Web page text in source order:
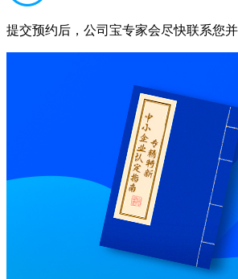
提交预约后，公司宝专家会尽快联系您